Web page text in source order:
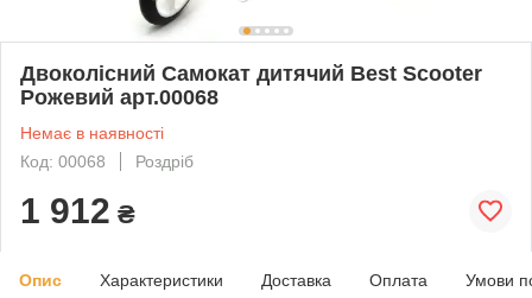
Двоколісний Самокат дитячий Best Scooter
Рожевий арт.00068
Немає в наявності
Код: 00068
Роздріб
1 912 ₴
Опис Характеристики Доставка Оплата Умови